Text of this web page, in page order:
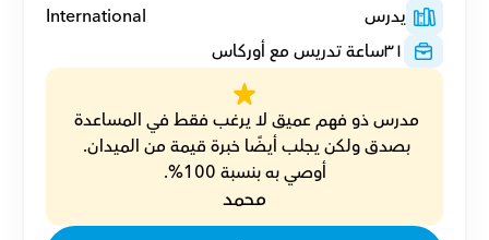
يدرس
International
٣١ساعة تدريس مع أوركاس
أوصي به بنسبة 100%.
محمد